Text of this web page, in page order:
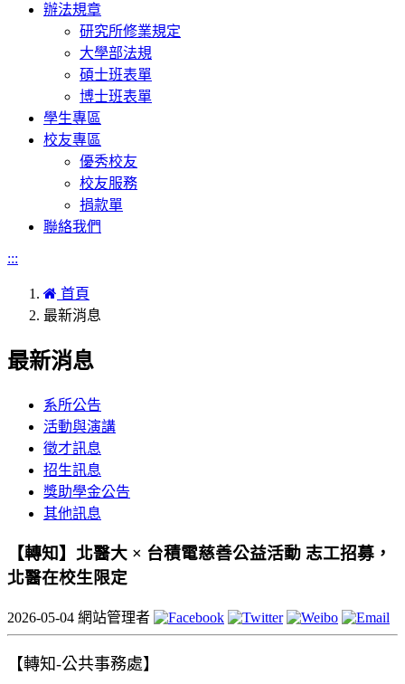
辦法規章
研究所修業規定
大學部法規
碩士班表單
博士班表單
學生專區
校友專區
優秀校友
校友服務
捐款單
聯絡我們
:::
首頁
最新消息
最新消息
系所公告
活動與演講
徵才訊息
招生訊息
獎助學金公告
其他訊息
【轉知】北醫大 × 台積電慈善公益活動 志工招募，
北醫在校生限定
2026-05-04 網站管理者
【轉知-公共事務處】